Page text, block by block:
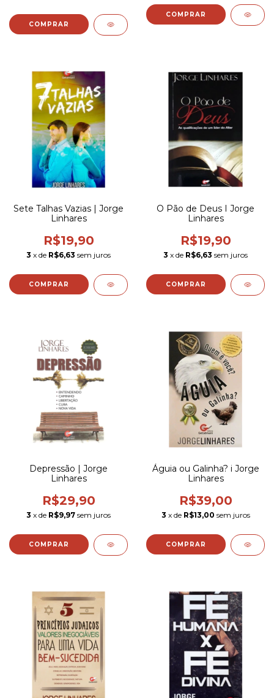
Sete Talhas Vazias | Jorge
Linhares
R$19,90
3 x de R$6,63 sem juros
O Pão de Deus I Jorge
Linhares
R$19,90
3 x de R$6,63 sem juros
Depressão | Jorge
Linhares
R$29,90
3 x de R$9,97 sem juros
Águia ou Galinha? i Jorge
Linhares
R$39,00
3 x de R$13,00 sem juros